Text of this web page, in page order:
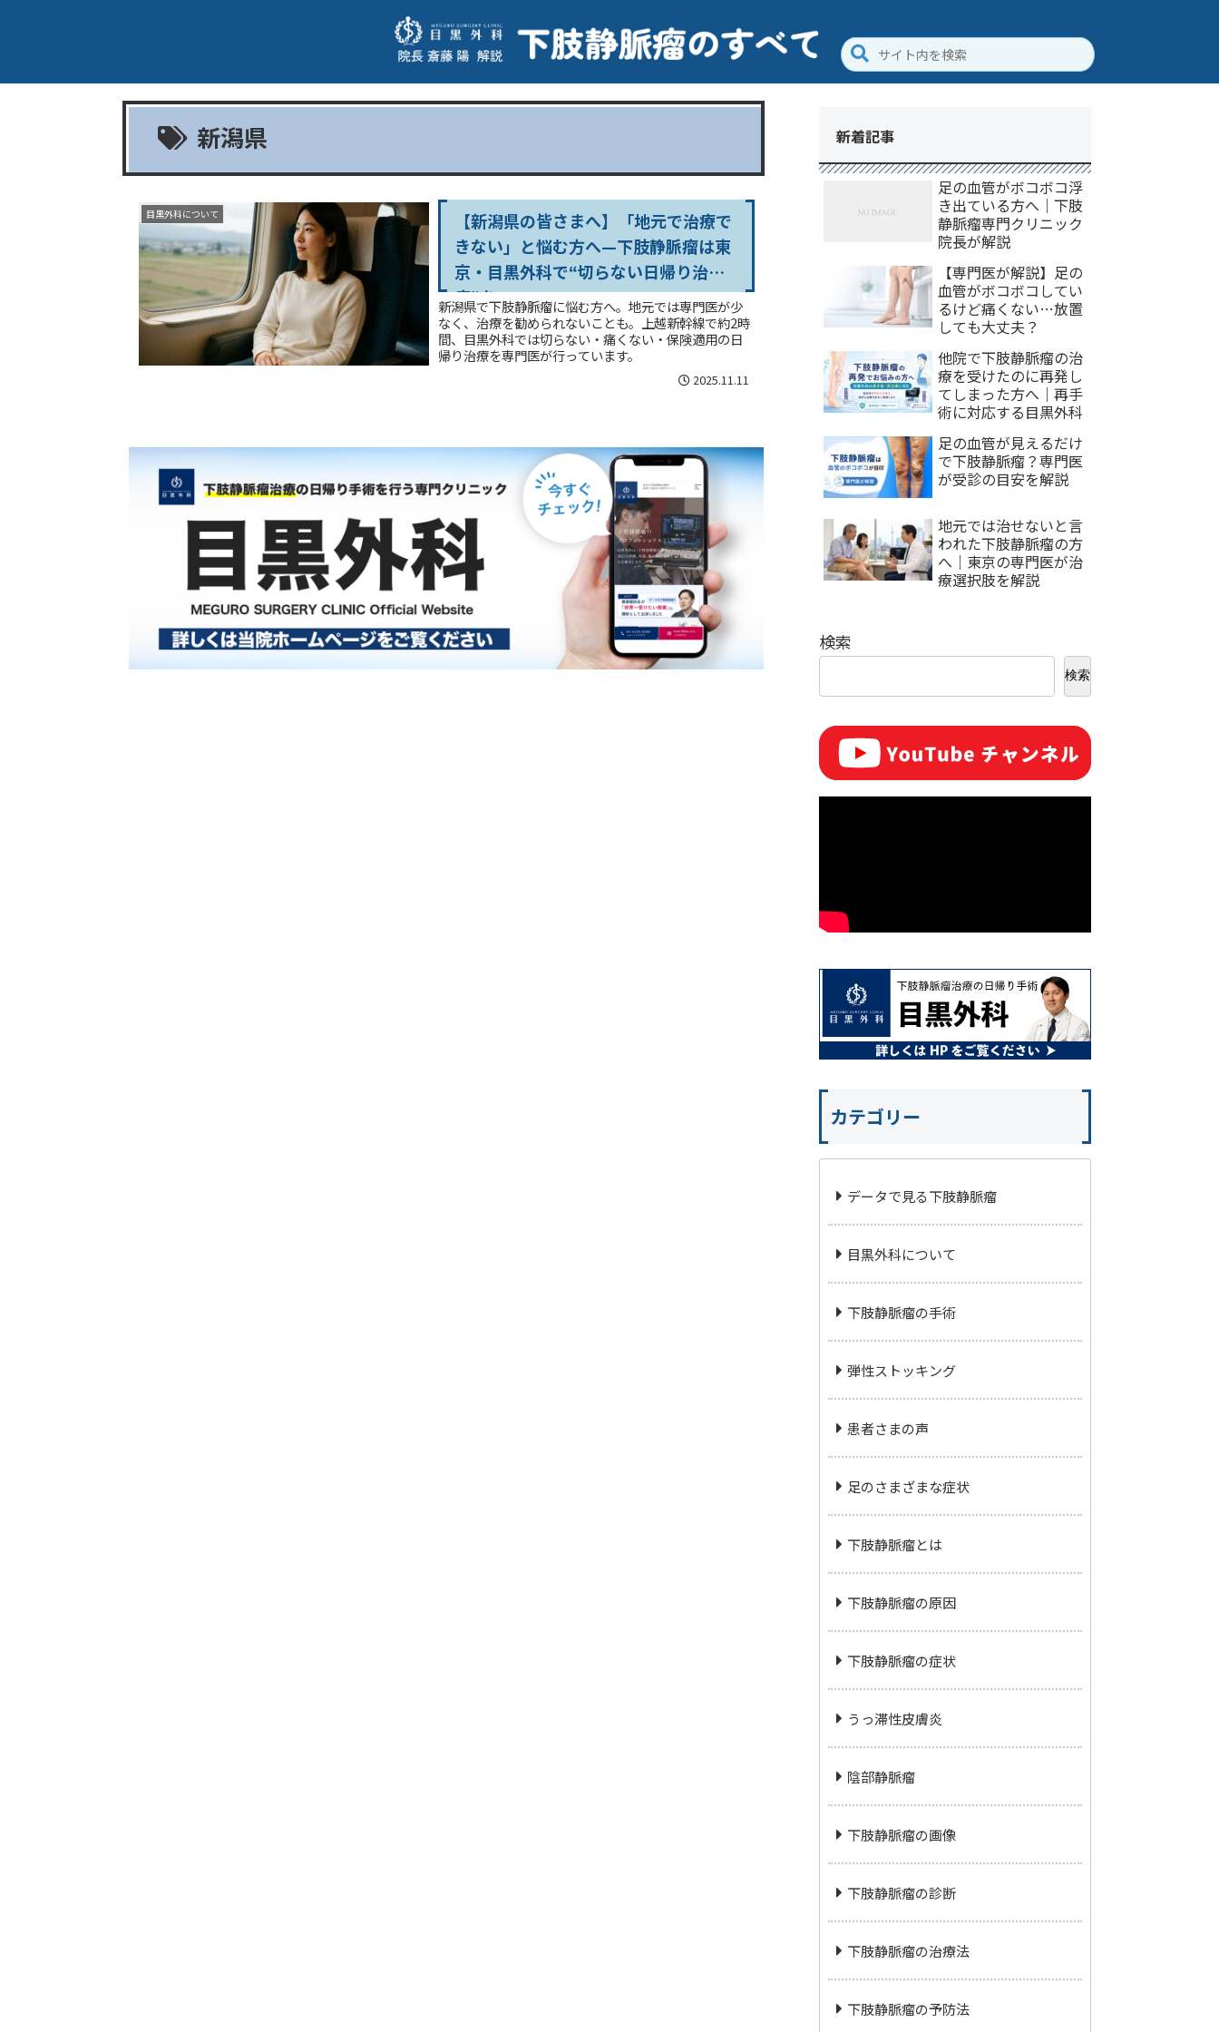
新潟県
目黒外科について
【新潟県の皆さまへ】「地元で治療で
きない」と悩む方へ—下肢静脈瘤は東
京・目黒外科で“切らない日帰り治
療”を
新潟県で下肢静脈瘤に悩む方へ。地元では専門医が少
なく、治療を勧められないことも。上越新幹線で約2時
間、目黒外科では切らない・痛くない・保険適用の日
帰り治療を専門医が行っています。
2025.11.11
新着記事
足の血管がボコボコ浮
き出ている方へ｜下肢
静脈瘤専門クリニック
院長が解説
【専門医が解説】足の
血管がボコボコしてい
るけど痛くない…放置
しても大丈夫？
他院で下肢静脈瘤の治
療を受けたのに再発し
てしまった方へ｜再手
術に対応する目黒外科
足の血管が見えるだけ
で下肢静脈瘤？専門医
が受診の目安を解説
地元では治せないと言
われた下肢静脈瘤の方
へ｜東京の専門医が治
療選択肢を解説
検索
検索
カテゴリー
データで見る下肢静脈瘤
目黒外科について
下肢静脈瘤の手術
弾性ストッキング
患者さまの声
足のさまざまな症状
下肢静脈瘤とは
下肢静脈瘤の原因
下肢静脈瘤の症状
うっ滞性皮膚炎
陰部静脈瘤
下肢静脈瘤の画像
下肢静脈瘤の診断
下肢静脈瘤の治療法
下肢静脈瘤の予防法